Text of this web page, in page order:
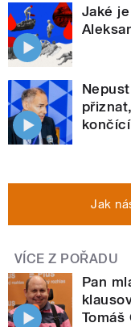
Jaké
Jak
VÍCE Z POŘADU
Pan
Tomáš